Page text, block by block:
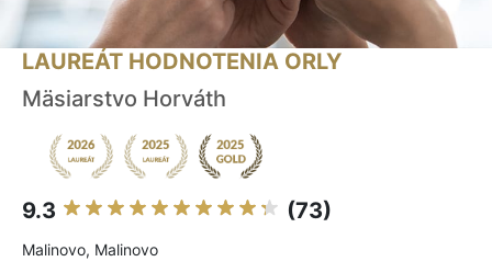
LAUREÁT HODNOTENIA ORLY
Mäsiarstvo Horváth
9.3 (73)
Malinovo, Malinovo